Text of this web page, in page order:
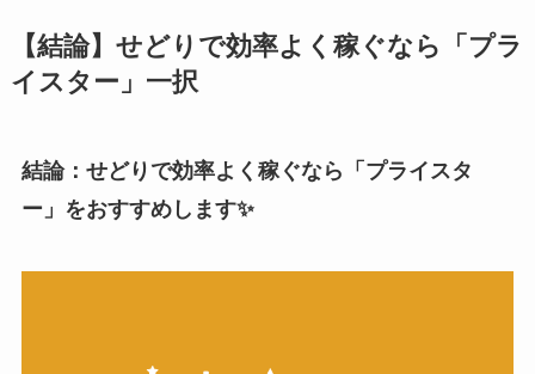
【結論】せどりで効率よく稼ぐなら「プラ
イスター」一択
結論：せどりで効率よく稼ぐなら「プライスタ
ー」をおすすめします✨